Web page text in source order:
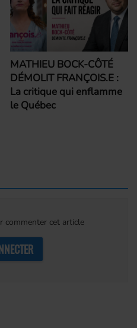
MATHIEU BOCK-CÔTÉ
DÉMOLIT FRANÇOIS.E :
La critique qui enflamme
le Québec
commenter cet article